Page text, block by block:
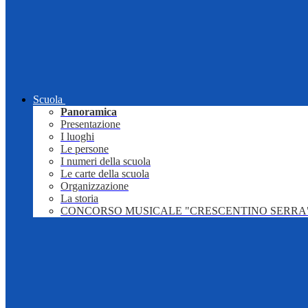
Scuola
Panoramica
Presentazione
I luoghi
Le persone
I numeri della scuola
Le carte della scuola
Organizzazione
La storia
CONCORSO MUSICALE "CRESCENTINO